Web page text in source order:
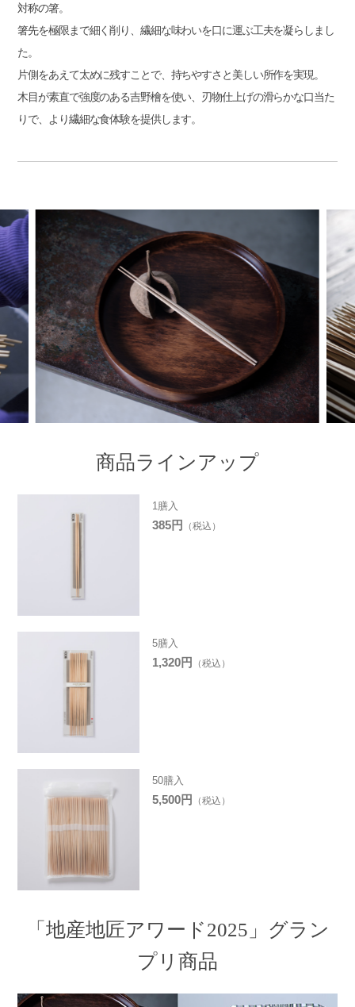
対称の箸。
箸先を極限まで細く削り、繊細な味わいを口に運ぶ工夫を凝らしまし
た。
片側をあえて太めに残すことで、持ちやすさと美しい所作を実現。
木目が素直で強度のある吉野檜を使い、刃物仕上げの滑らかな口当た
りで、より繊細な食体験を提供します。
商品ラインアップ
1膳入
385円 （税込）
5膳入
1,320円 （税込）
50膳入
5,500円 （税込）
「地産地匠アワード2025」グラン
プリ商品